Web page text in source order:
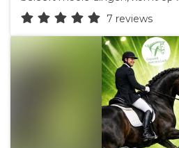
en ontmoet inspirerende
naar het échte leven achter…
7 reviews